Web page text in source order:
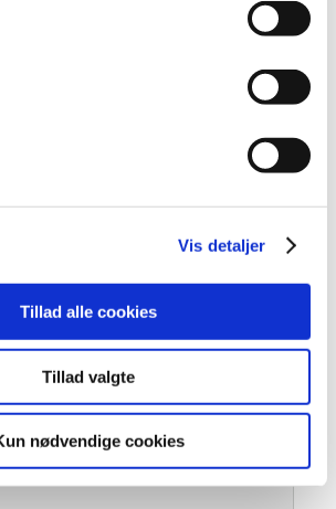
Vis detaljer
Tillad alle cookies
Tillad valgte
nødvendige cookies
49.872 49.939 51.125
9.020.406 9.177.649 9.143.441
til apoteket til at opretholde
hvormed apoteket vil modtage
af filialen.